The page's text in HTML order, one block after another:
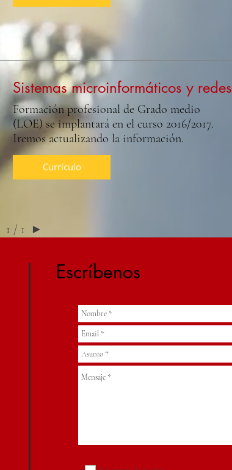
Sistemas microinformáticos y redes
Formación profesional de Grado medio
(LOE) se implantará en el curso 2016/2017.
Iremos actualizando la información.
Currículo
1 / 1 ►
Escríbenos